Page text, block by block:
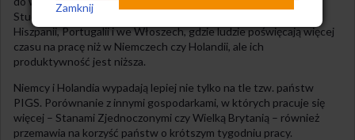
Studiów Ekonomicznych zauważa podobną zależność w Grecji,
Hiszpanii, Portugalii i we Włoszech, gdzie ludzie poświęcają więcej
czasu na pracę niż w Niemczech czy Holandii, ale ich
produktywność jest niższa.
Niemcy i Holandia wypadają lepiej nie tylko na tle tzw. państw
PIGS. Porównanie z innymi gospodarkami, w których pracuje się
więcej – Stanami Zjednoczonymi czy Wielką Brytanią – również
przemawia na korzyść państw o krótszym tygodniu pracy.
Zamknij